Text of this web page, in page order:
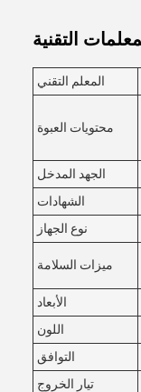
المعلم التقني
محتويات العبوة
الجهد المدخل
الشهادات
نوع الجهاز
ميزات السلامة
الأبعاد
اللون
التوافق
تيار الخروج